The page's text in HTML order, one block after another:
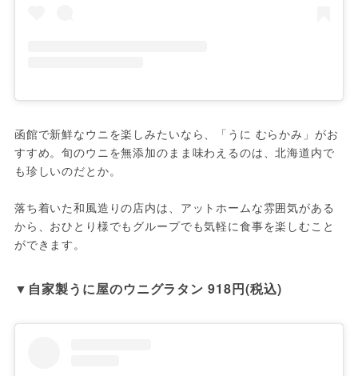
函館で新鮮なウニを楽しみたいなら、「うに むらかみ」がお
すすめ。旬のウニを無添加のまま味わえるのは、北海道内で
も珍しいのだとか。
落ち着いた和風造りの店内は、アットホームな雰囲気がある
から、おひとり様でもグループでも気軽に食事を楽しむこと
ができます。